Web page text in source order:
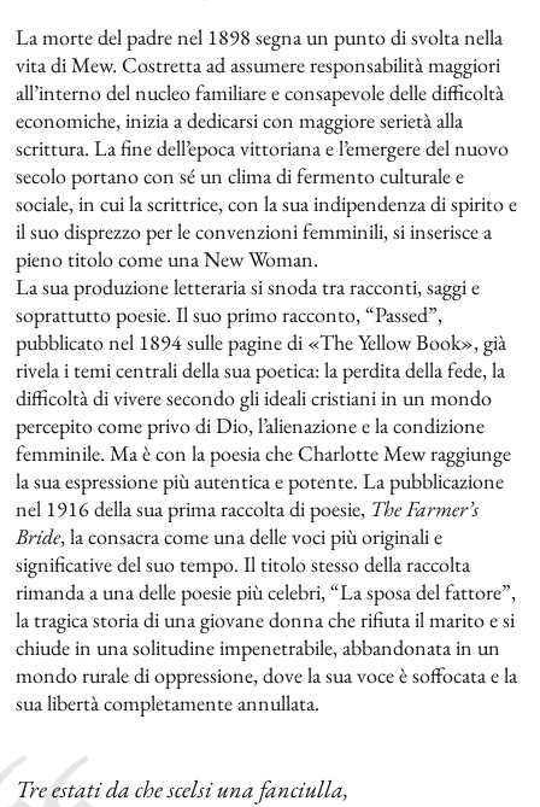
La morte del padre nel 1898 segna un punto di svolta nella
vita di Mew. Costretta ad assumere responsabilità maggiori
all’interno del nucleo familiare e consapevole delle difficoltà
economiche, inizia a dedicarsi con maggiore serietà alla
scrittura. La fine dell’epoca vittoriana e l’emergere del nuovo
secolo portano con sé un clima di fermento culturale e
sociale, in cui la scrittrice, con la sua indipendenza di spirito e
il suo disprezzo per le convenzioni femminili, si inserisce a
pieno titolo come una New Woman.
La sua produzione letteraria si snoda tra racconti, saggi e
soprattutto poesie. Il suo primo racconto, “Passed”,
pubblicato nel 1894 sulle pagine di «The Yellow Book», già
rivela i temi centrali della sua poetica: la perdita della fede, la
difficoltà di vivere secondo gli ideali cristiani in un mondo
percepito come privo di Dio, l’alienazione e la condizione
femminile. Ma è con la poesia che Charlotte Mew raggiunge
la sua espressione più autentica e potente. La pubblicazione
nel 1916 della sua prima raccolta di poesie, The Farmer’s
Bride, la consacra come una delle voci più originali e
significative del suo tempo. Il titolo stesso della raccolta
rimanda a una delle poesie più celebri, “La sposa del fattore”,
la tragica storia di una giovane donna che rifiuta il marito e si
chiude in una solitudine impenetrabile, abbandonata in un
mondo rurale di oppressione, dove la sua voce è soffocata e la
sua libertà completamente annullata.
Tre estati da che scelsi una fanciulla,